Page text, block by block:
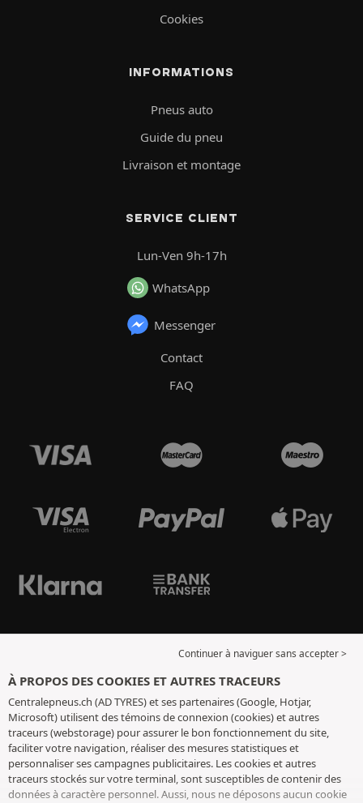
Cookies
INFORMATIONS
Pneus auto
Guide du pneu
Livraison et montage
SERVICE CLIENT
Lun-Ven 9h-17h
WhatsApp
Messenger
Contact
FAQ
Continuer à naviguer sans accepter >
À PROPOS DES COOKIES ET AUTRES TRACEURS
Centralepneus.ch (AD TYRES) et ses partenaires (Google, Hotjar,
Microsoft) utilisent des témoins de connexion (cookies) et autres
traceurs (webstorage) pour assurer le bon fonctionnement du site,
faciliter votre navigation, réaliser des mesures statistiques et
personnaliser ses campagnes publicitaires. Les cookies et autres
traceurs stockés sur votre terminal, sont susceptibles de contenir des
données à caractère personnel. Aussi, nous ne déposons aucun cookie